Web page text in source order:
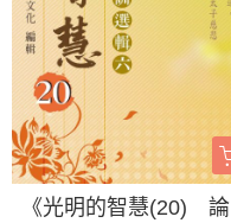
《光明的智慧(20) 論